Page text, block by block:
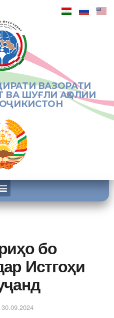
ВАЗОРАТИ
ВА ШУҒЛИ АҲОЛИИ
бо
Истгоҳи
30.09.2024